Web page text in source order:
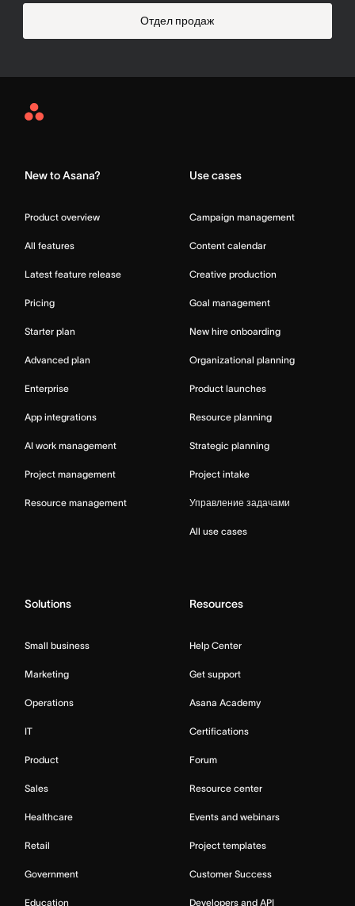
Отдел продаж
Asana
New to Asana?
Product overview
All features
Latest feature release
Pricing
Starter plan
Advanced plan
Enterprise
App integrations
AI work management
Project management
Resource management
Use cases
Campaign management
Content calendar
Creative production
Goal management
New hire onboarding
Organizational planning
Product launches
Resource planning
Strategic planning
Project intake
Управление задачами
All use cases
Solutions
Small business
Marketing
Operations
IT
Product
Sales
Healthcare
Retail
Government
Education
Resources
Help Center
Get support
Asana Academy
Certifications
Forum
Resource center
Events and webinars
Project templates
Customer Success
Developers and API